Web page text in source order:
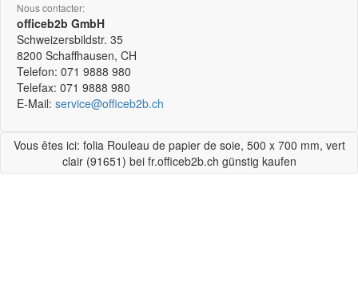
Nous contacter:
officeb2b GmbH
Schweizersbildstr. 35
8200 Schaffhausen, CH
Telefon: 071 9888 980
Telefax: 071 9888 980
E-Mail: service@officeb2b.ch
Vous êtes ici: folia Rouleau de papier de soie, 500 x 700 mm, vert
clair (91651) bei fr.officeb2b.ch günstig kaufen